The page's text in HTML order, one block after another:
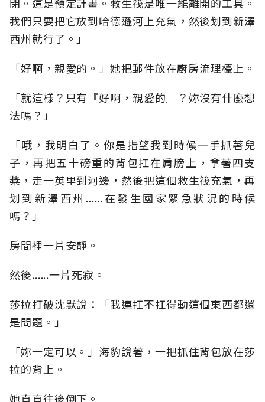
我們只要把它放到哈德遜河上充氣，然後划到新澤
西州就行了。」
「好啊，親愛的。」她把郵件放在廚房流理檯上。
「就這樣？只有『好啊，親愛的』？妳沒有什麼想
法嗎？」
「哦，我明白了。你是指望我到時候一手抓著兒
子，再把五十磅重的背包扛在肩膀上，拿著四支
槳，走一英里到河邊，然後把這個救生筏充氣，再
划到新澤西州......在發生國家緊急狀況的時候
嗎？」
房間裡一片安靜。
然後......一片死寂。
莎拉打破沈默說：「我連扛不扛得動這個東西都還
是問題。」
「妳一定可以。」海豹說著，一把抓住背包放在莎
拉的背上。
她直直往後倒下。